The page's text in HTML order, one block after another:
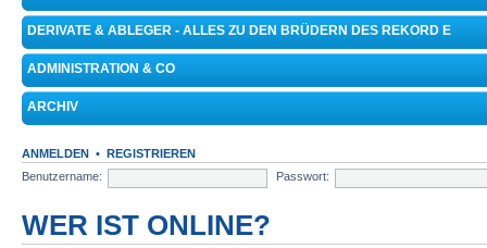
DERIVATE & ABLEGER - ALLES ZU DEN BRÜDERN DES REKORD E
ADMINISTRATION & CO
ARCHIV
ANMELDEN • REGISTRIEREN
Benutzername:
Passwort:
WER IST ONLINE?